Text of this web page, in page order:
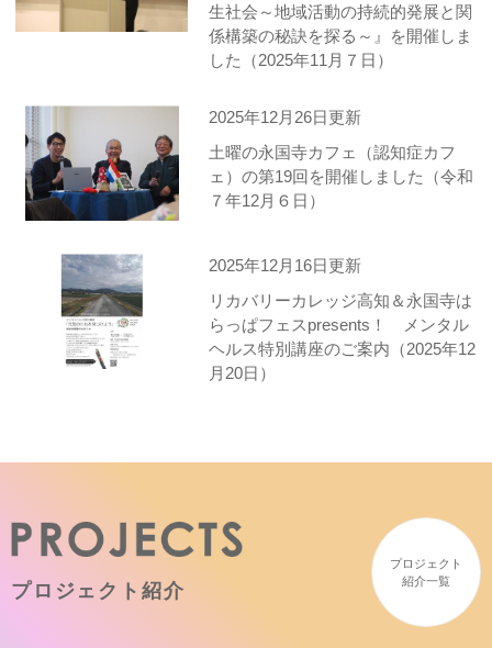
生社会～地域活動の持続的発展と関
係構築の秘訣を探る～』を開催しま
した（2025年11月７日）
2025年12月26日更新
土曜の永国寺カフェ（認知症カフ
ェ）の第19回を開催しました（令和
７年12月６日）
2025年12月16日更新
リカバリーカレッジ高知＆永国寺は
らっぱフェスpresents！ メンタル
ヘルス特別講座のご案内（2025年12
月20日）
プロジェクト紹介
プロジェクト
紹介一覧